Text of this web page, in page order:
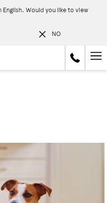
Would you like to view
NO